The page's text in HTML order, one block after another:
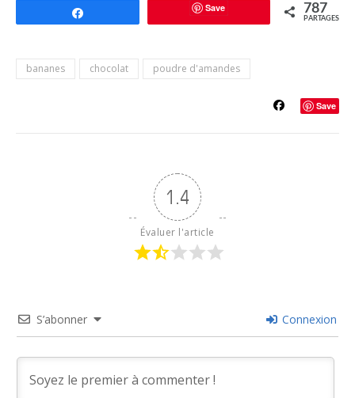
Save 787
PARTAGES
bananes chocolat poudre d'amandes
Save
1.4
Évaluer l'article
S’abonner Connexion